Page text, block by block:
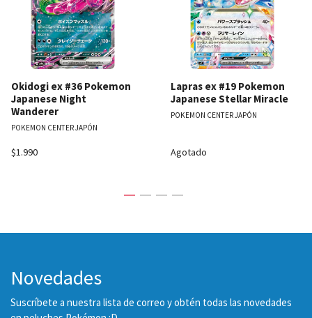
Okidogi ex #36 Pokemon
Japanese Night
Wanderer
POKEMON CENTER JAPÓN
$1.990
Lapras ex #19 Pokemon
Japanese Stellar Miracle
POKEMON CENTER JAPÓN
Agotado
Novedades
Suscríbete a nuestra lista de correo y obtén todas las novedades